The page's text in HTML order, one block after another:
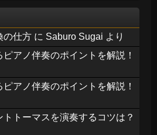
の仕方 に Saburo Sugai より
アノ伴奏のポイントを解説！
アノ伴奏のポイントを解説！
トーマスを演奏するコツは？